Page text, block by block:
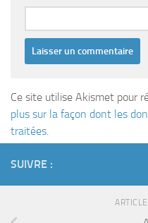
Ce site utilise Akismet pour
plus sur la façon dont les
traitées
SUIVRE :